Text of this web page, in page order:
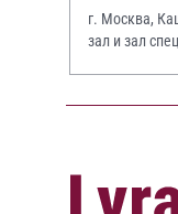
г. Москва,
зал и зал